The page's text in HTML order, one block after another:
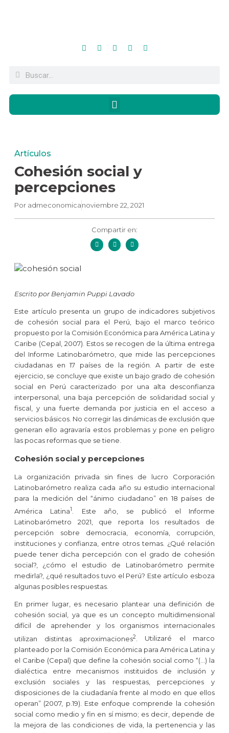
Artículos
Cohesión social y
percepciones
Por admeconomicanoviembre 22, 2021
Compartir en:
Escrito por Benjamin Puppi Lavado
Este artículo presenta un grupo de indicadores subjetivos
de cohesión social para el Perú, bajo el marco teórico
propuesto por la Comisión Económica para América Latina y
Caribe (Cepal, 2007). Estos se recogen de la última entrega
del Informe Latinobarómetro, que mide las percepciones
ciudadanas en 17 países de la región. A partir de este
ejercicio, se concluye que existe un bajo grado de cohesión
social en Perú caracterizado por una alta desconfianza
interpersonal, una baja percepción de solidaridad social y
fiscal, y una fuerte demanda por justicia en el acceso a
servicios básicos. No corregir las dinámicas de exclusión que
generan ello agravaría estos problemas y pone en peligro
las pocas reformas que se tiene.
Cohesión social y percepciones
La organización privada sin fines de lucro Corporación
Latinobarómetro realiza cada año su estudio internacional
para la medición del “ánimo ciudadano” en 18 países de
América Latina1. Este año, se publicó el Informe
Latinobarómetro 2021, que reporta los resultados de
percepción sobre democracia, economía, corrupción,
instituciones y confianza, entre otros temas. ¿Qué relación
puede tener dicha percepción con el grado de cohesión
social?, ¿cómo el estudio de Latinobarómetro permite
medirla?, ¿qué resultados tuvo el Perú? Este artículo esboza
algunas posibles respuestas.
En primer lugar, es necesario plantear una definición de
cohesión social, ya que es un concepto multidimensional
difícil de aprehender y los organismos internacionales
utilizan distintas aproximaciones2. Utilizaré el marco
planteado por la Comisión Económica para América Latina y
el Caribe (Cepal) que define la cohesión social como “(…) la
dialéctica entre mecanismos instituidos de inclusión y
exclusión sociales y las respuestas, percepciones y
disposiciones de la ciudadanía frente al modo en que ellos
operan” (2007, p.19). Este enfoque comprende la cohesión
social como medio y fin en sí mismo; es decir, depende de
la mejora de las condiciones de vida, la pertenencia y las